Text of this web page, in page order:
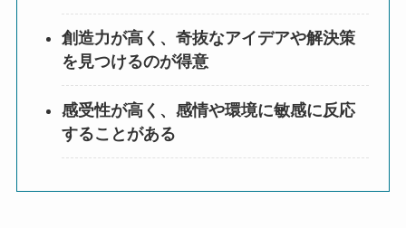
創造力が高く、奇抜なアイデアや解決策
を見つけるのが得意
感受性が高く、感情や環境に敏感に反応
することがある